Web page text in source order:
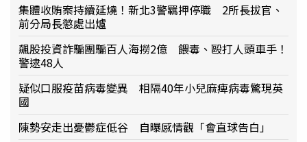
集體收賄案持續延燒！新北3警羈押停職 2所長拔官、
前分局長懲處出爐
飆股投資詐騙團騙百人海撈2億 餵毒、毆打人頭車手！
警逮48人
疑似口服疫苗病毒變異 相隔40年小兒麻痺病毒驚現英
國
陳勢安走出憂鬱症低谷 自曝感情觀「會直球告白」